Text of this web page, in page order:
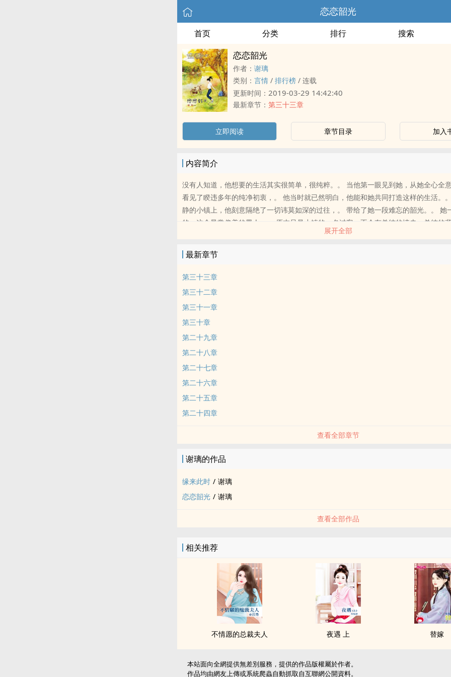
恋恋韶光
首页 分类 排行 搜索
恋恋韶光
作者： 谢璃
类别： 言情 / 排行榜 / 连载
更新时间： 2019-03-29 14:42:40
最新章节： 第三十三章
立即阅读 章节目录 加入
内容简介
没有人知道，他想要的生活其实很简单，很纯粹。。 当他第一眼见到她，从她全心全意
看见了睽违多年的纯净初衷，。 他当时就已然明白，他能和她共同打造这样的生活。
静的小镇上，他刻意隔绝了一切讳莫如深的过往，。 带给了她一段难忘的韶光。。 她
的，这个异常俊美的男人，。 原本只是小镇的一名过客，不会有单纯的情史、单纯的
温柔却淡漠，淡漠中有着坚毅，坚毅处散发着决绝。。 是什么样的原因，让年轻的他情
们该放弃什么？坚守什么？。 。 ---------------------------------------。 《恋恋韶光》作者
恋韶光》女主角：林咏南。 《恋恋韶光》男主角：佟宽。。
展开全部
最新章节
第三十三章
第三十二章
第三十一章
第三十章
第二十九章
第二十八章
第二十七章
第二十六章
第二十五章
第二十四章
查看全部章节
谢璃的作品
缘来此时 / 谢璃
恋恋韶光 / 谢璃
查看全部作品
相关推荐
不情愿的总裁夫人 夜遇 上 替嫁
本站面向全網提供無差別服務，提供的作品版權屬於作者。
作品均由網友上傳或系統爬蟲自動抓取自互聯網公開資料。